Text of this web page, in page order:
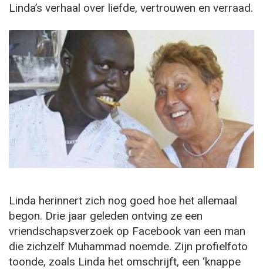
Linda’s verhaal over liefde, vertrouwen en verraad.
Linda herinnert zich nog goed hoe het allemaal
begon. Drie jaar geleden ontving ze een
vriendschapsverzoek op Facebook van een man
die zichzelf Muhammad noemde. Zijn profielfoto
toonde, zoals Linda het omschrijft, een ‘knappe